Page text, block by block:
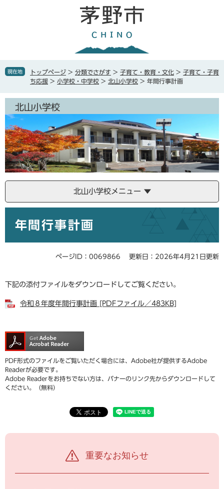
で
ば
本
現在地 トップページ > 分類でさがす > 子育て・教育・文化 > 子育て・子育
ち応援 > 小学校・中学校 > 北山小学校 > 年間行事計画
北山小学校
北山小学校メニュー
年間行事計画
ページID：0069866 更新日：2026年4月21日更新
下記の添付ファイルをダウンロードしてご覧ください。
令和８年度年間行事計画 [PDFファイル／483KB]
PDF形式のファイルをご覧いただく場合には、Adobe社が提供するAdobe
Readerが必要です。
Adobe Readerをお持ちでない方は、バナーのリンク先からダウンロードして
ください。（無料）
重要なお知らせ